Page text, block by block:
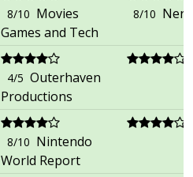
8/10 Movies
Games and Tech
8/10
4/5 Outerhaven
Productions
8/10 Nintendo
World Report